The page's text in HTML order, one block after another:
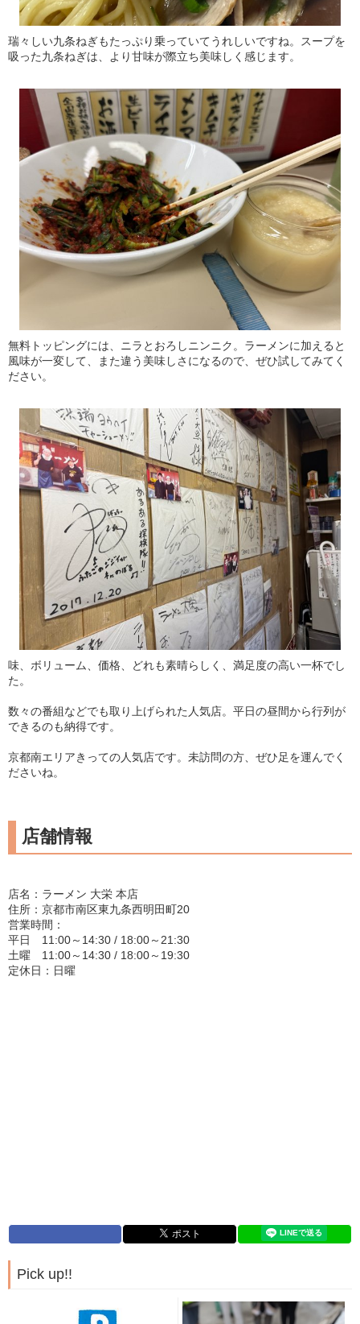
瑞々しい九条ねぎもたっぷり乗っていてうれしいですね。スープを
吸った九条ねぎは、より甘味が際立ち美味しく感じます。
無料トッピングには、ニラとおろしニンニク。ラーメンに加えると
風味が一変して、また違う美味しさになるので、ぜひ試してみてく
ださい。
味、ボリューム、価格、どれも素晴らしく、満足度の高い一杯でし
た。
数々の番組などでも取り上げられた人気店。平日の昼間から行列が
できるのも納得です。
京都南エリアきっての人気店です。未訪問の方、ぜひ足を運んでく
ださいね。
店舗情報
店名：ラーメン 大栄 本店
住所：京都市南区東九条西明田町20
営業時間：
平日 11:00～14:30 / 18:00～21:30
土曜 11:00～14:30 / 18:00～19:30
定休日：日曜
Pick up!!